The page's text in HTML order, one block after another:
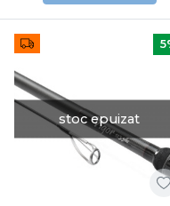
stoc epuizat